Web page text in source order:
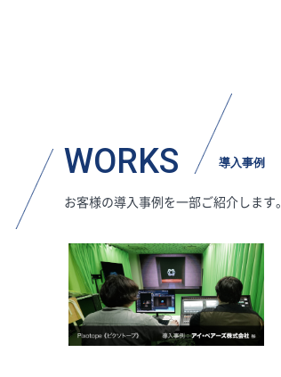
WORKS 導入事例
お客様の導入事例を一部ご紹介します。